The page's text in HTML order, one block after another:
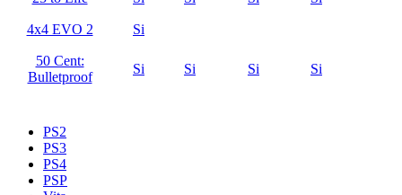
4x4 EVO 2 Si
50 Cent:
Bulletproof
Si Si Si Si
PS2
PS3
PS4
PSP